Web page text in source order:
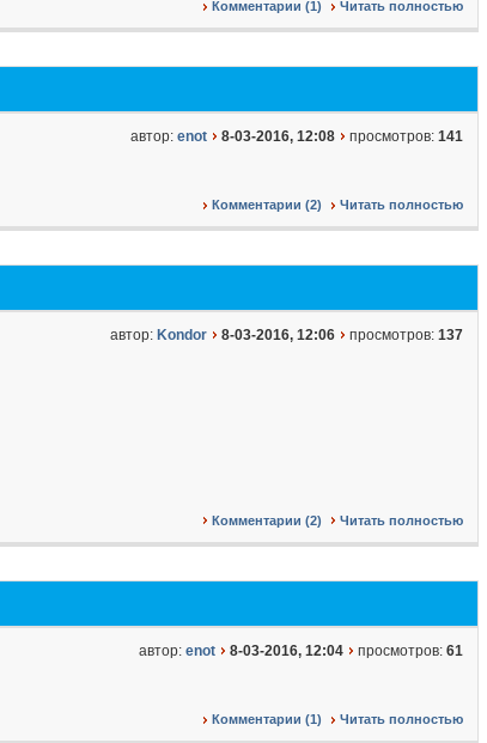
Комментарии (1) Читать полностью
автор: enot 8-03-2016, 12:08 просмотров: 141
Комментарии (2) Читать полностью
автор: Kondor 8-03-2016, 12:06 просмотров: 137
Комментарии (2) Читать полностью
автор: enot 8-03-2016, 12:04 просмотров: 61
Комментарии (1) Читать полностью